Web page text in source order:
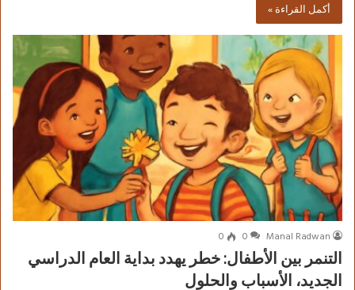
أكمل القراءة »
Manal Radwan
0
0
التنمر بين الأطفال: خطر يهدد بداية العام الدراسي
الجديد، الأسباب والحلول